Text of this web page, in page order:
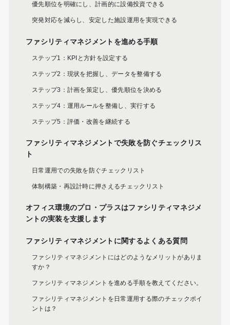
優先順位を明確にし、計画的に設備投資できる
突発対応を減らし、安定した施設運用を実現できる
ファシリティマネジメントを進める手順
ステップ1：KPIと方針を設定する
ステップ2：現状を把握し、データを整備する
ステップ3：計画を策定し、優先順位を決める
ステップ4：運用ルールを整備し、実行する
ステップ5：評価・改善を継続する
ファシリティマネジメントで失敗を防ぐチェックリス
ト
日常運用での失敗を防ぐチェックリスト
体制構築・再設計時に押さえるチェックリスト
オフィス環境のプロ・プラスはファシリティマネジメ
ントの実装を支援します
ファシリティマネジメントに関するよくある質問
ファシリティマネジメントにはどのようなメリットがありま
すか？
ファシリティマネジメントを進める手順を教えてください。
ファシリティマネジメントを日常運用する際のチェックポイ
ントは？